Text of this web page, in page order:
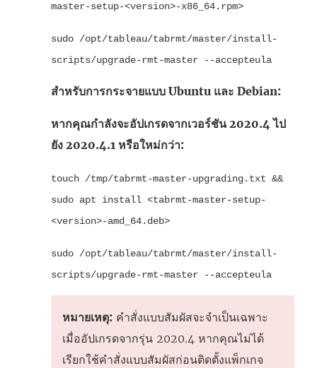
master-setup-<version>-x86_64.rpm>
sudo /opt/tableau/tabrmt/master/install-
scripts/upgrade-rmt-master --accepteula
สำหรับการกระจายแบบ Ubuntu และ Debian:
หากคุณกำลังจะอัปเกรดจากเวอร์ชัน 2020.4 ไป
ยัง 2020.4.1 หรือใหม่กว่า:
touch /tmp/tabrmt-master-upgrading.txt &&
sudo apt install <tabrmt-master-setup-
<version>-amd_64.deb>
sudo /opt/tableau/tabrmt/master/install-
scripts/upgrade-rmt-master --accepteula
หมายเหตุ: คำสั่งแบบสัมผัสจะจำเป็นเฉพาะ
เมื่ออัปเกรดจากรุ่น 2020.4 หากคุณไม่ได้
เรียกใช้คำสั่งแบบสัมผัสก่อนติดตั้งแพ็กเกจ